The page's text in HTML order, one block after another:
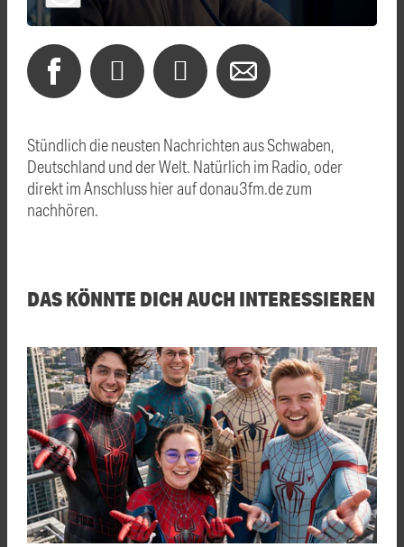
Stündlich die neusten Nachrichten aus Schwaben,
Deutschland und der Welt. Natürlich im Radio, oder
direkt im Anschluss hier auf donau3fm.de zum
nachhören.
DAS KÖNNTE DICH AUCH INTERESSIEREN